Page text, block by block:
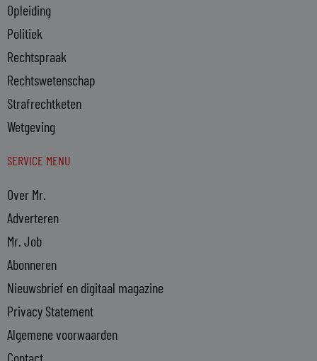
Opleiding
Politiek
Rechtspraak
Rechtswetenschap
Strafrechtketen
Wetgeving
SERVICE MENU
Over Mr.
Adverteren
Mr. Job
Abonneren
Nieuwsbrief en digitaal magazine
Privacy Statement
Algemene voorwaarden
Contact